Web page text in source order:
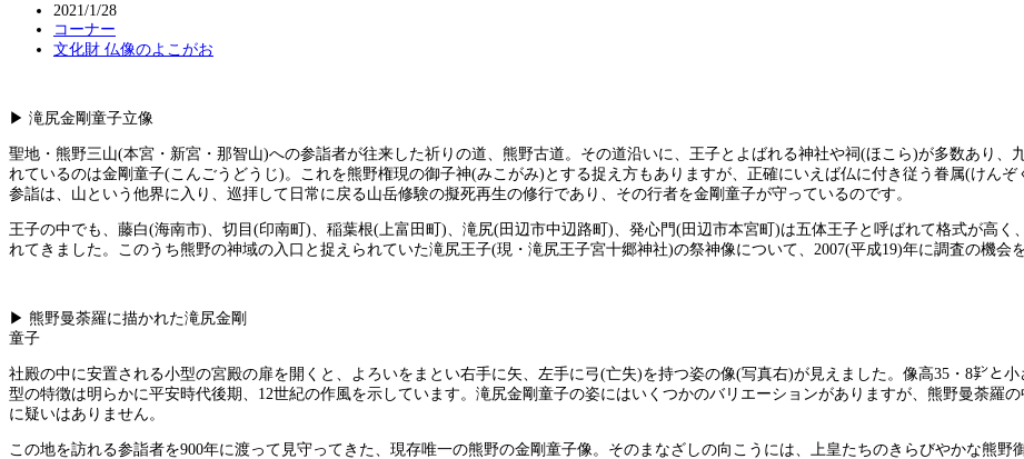
2021/1/28
コーナー
文化財 仏像のよこがお
▶ 滝尻金剛童子立像
聖地・熊野三山(本宮・新宮・那智山)への参詣者が往来した祈りの道、熊野古道。その道沿いに、王子とよばれる神社や祠(ほこら)が多数あり
れているのは金剛童子(こんごうどうじ)。これを熊野権現の御子神(みこがみ)とする捉え方もありますが、正確にいえば仏に付き従う眷属(けん
参詣は、山という他界に入り、巡拝して日常に戻る山岳修験の擬死再生の修行であり、その行者を金剛童子が守っているのです。
王子の中でも、藤白(海南市)、切目(印南町)、稲葉根(上富田町)、滝尻(田辺市中辺路町)、発心門(田辺市本宮町)は五体王子と呼ばれて格式が高
れてきました。このうち熊野の神域の入口と捉えられていた滝尻王子(現・滝尻王子宮十郷神社)の祭神像について、2007(平成19)年に調査の機会を
▶ 熊野曼荼羅に描かれた滝尻金剛
童子
社殿の中に安置される小型の宮殿の扉を開くと、よろいをまとい右手に矢、左手に弓(亡失)を持つ姿の像(写真右)が見えました。像高35・8㌢と
型の特徴は明らかに平安時代後期、12世紀の作風を示しています。滝尻金剛童子の姿にはいくつかのバリエーションがありますが、熊野曼荼羅
に疑いはありません。
この地を訪れる参詣者を900年に渡って見守ってきた、現存唯一の熊野の金剛童子像。そのまなざしの向こうには、上皇たちのきらびやかな熊